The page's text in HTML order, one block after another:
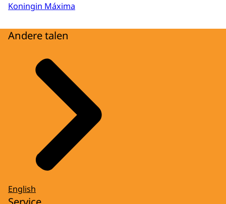
Koningin Máxima
Andere talen
English